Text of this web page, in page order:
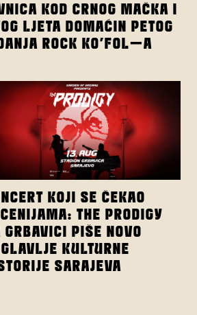
KOD CRNOG MAČKA I
LJETA DOMAĆIN PETOG
ROCK KO’FOL-A
KOJI SE ČEKAO
THE PRODIGY
GRBAVICI PIŠE NOVO
KULTURNE
SARAJEVA